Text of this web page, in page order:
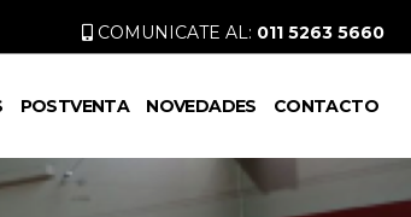
COMUNICATE AL: 011 5263 5660
POSTVENTA NOVEDADES CONTACTO